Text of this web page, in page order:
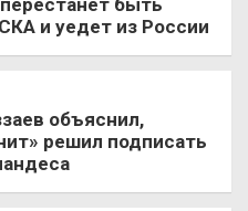
быть
и уедет из России
объяснил,
решил подписать